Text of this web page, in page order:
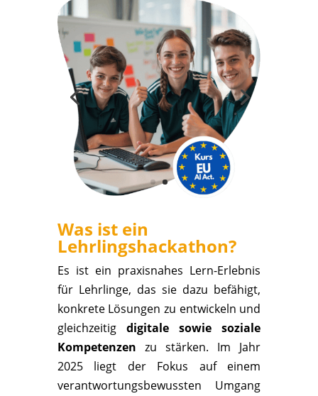
Was ist ein
Lehrlingshackathon?
Es ist ein praxisnahes Lern-Erlebnis
für Lehrlinge, das sie dazu befähigt,
konkrete Lösungen zu entwickeln und
gleichzeitig digitale sowie soziale
Kompetenzen zu stärken. Im Jahr
2025 liegt der Fokus auf einem
verantwortungsbewussten Umgang